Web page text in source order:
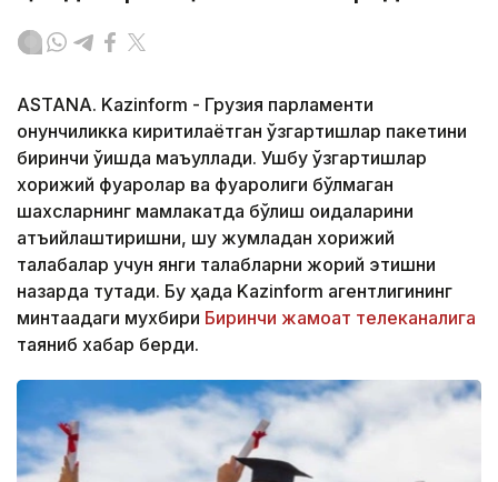
ASTANA. Kazinform - Грузия парламенти
қонунчиликка киритилаётган ўзгартишлар пакетини
биринчи ўқишда маъқуллади. Ушбу ўзгартишлар
хорижий фуқаролар ва фуқаролиги бўлмаган
шахсларнинг мамлакатда бўлиш қоидаларини
қатъийлаштиришни, шу жумладан хорижий
талабалар учун янги талабларни жорий этишни
назарда тутади. Бу ҳақда Kazinform агентлигининг
минтақадаги мухбири Биринчи жамоат телеканалига
таяниб хабар берди.